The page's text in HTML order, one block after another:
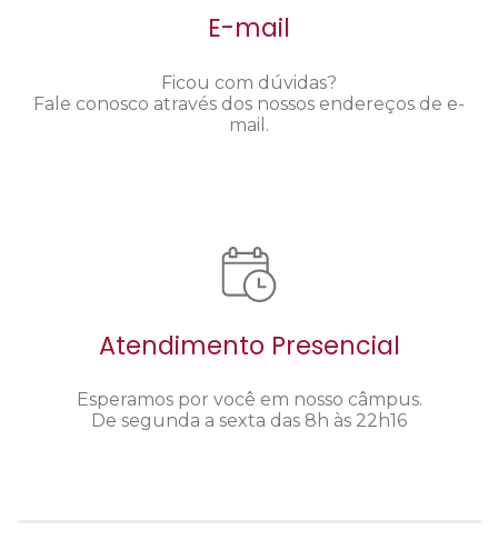
E-mail
Ficou com dúvidas?
Fale conosco através dos nossos endereços de e-
mail.
Atendimento Presencial
Esperamos por você em nosso câmpus.
De segunda a sexta das 8h às 22h16